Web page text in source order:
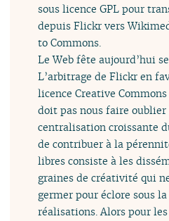
sous licence GPL pour
depuis Flickr vers
to Commons.
Le Web fête aujourd’hui
L’arbitrage de Flickr en
licence Creative
doit pas nous faire oublier
centralisation croissante
de contribuer à la
libres consiste à les
graines de créativité qui
germer pour éclore sous
réalisations. Alors pour